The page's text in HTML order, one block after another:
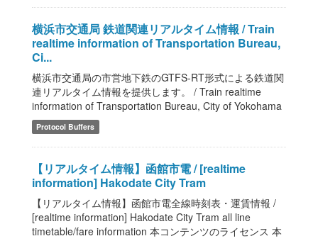
横浜市交通局 鉄道関連リアルタイム情報 / Train
realtime information of Transportation Bureau,
Ci...
横浜市交通局の市営地下鉄のGTFS-RT形式による鉄道関
連リアルタイム情報を提供します。 / Train realtime
information of Transportation Bureau, City of Yokohama
Protocol Buffers
【リアルタイム情報】函館市電 / [realtime
information] Hakodate City Tram
【リアルタイム情報】函館市電全線時刻表・運賃情報 /
[realtime information] Hakodate City Tram all line
timetable/fare information 本コンテンツのライセンス 本